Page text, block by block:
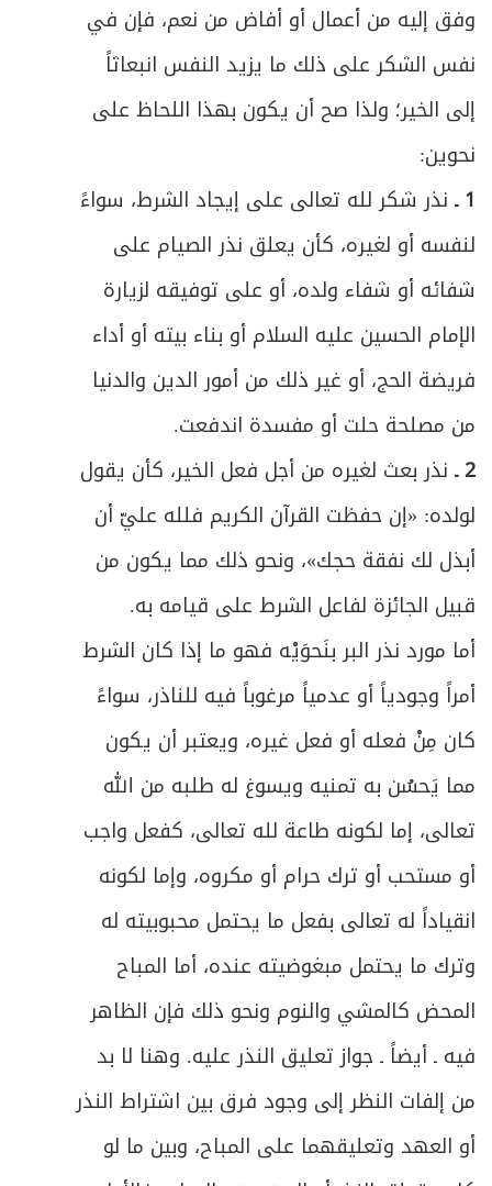
وفق إليه من أعمال أو أفاض من نعم، فإن في
نفس الشكر على ذلك ما يزيد النفس انبعاثاً
إلى الخير؛ ولذا صح أن يكون بهذا اللحاظ على
نحوين:
1 ـ نذر شكر لله تعالى على إيجاد الشرط، سواءً
لنفسه أو لغيره، كأن يعلق نذر الصيام على
شفائه أو شفاء ولده، أو على توفيقه لزيارة
الإمام الحسين عليه السلام أو بناء بيته أو أداء
فريضة الحج، أو غير ذلك من أمور الدين والدنيا
من مصلحة حلت أو مفسدة اندفعت.
2 ـ نذر بعث لغيره من أجل فعل الخير، كأن يقول
لولده: «إن حفظت القرآن الكريم فلله عليّ أن
أبذل لك نفقة حجك»، ونحو ذلك مما يكون من
قبيل الجائزة لفاعل الشرط على قيامه به.
أما مورد نذر البر بنَحوَيْه فهو ما إذا كان الشرط
أمراً وجودياً أو عدمياً مرغوباً فيه للناذر، سواءً
كان مِنْ فعله أو فعل غيره، ويعتبر أن يكون
مما يَحسُن به تمنيه ويسوغ له طلبه من الله
تعالى، إما لكونه طاعة لله تعالى، كفعل واجب
أو مستحب أو ترك حرام أو مكروه، وإما لكونه
انقياداً له تعالى بفعل ما يحتمل محبوبيته له
وترك ما يحتمل مبغوضيته عنده، أما المباح
المحض كالمشي والنوم ونحو ذلك فإن الظاهر
فيه ـ أيضاً ـ جواز تعليق النذر عليه. وهنا لا بد
من إلفات النظر إلى وجود فرق بين اشتراط النذر
أو العهد وتعليقهما على المباح، وبين ما لو